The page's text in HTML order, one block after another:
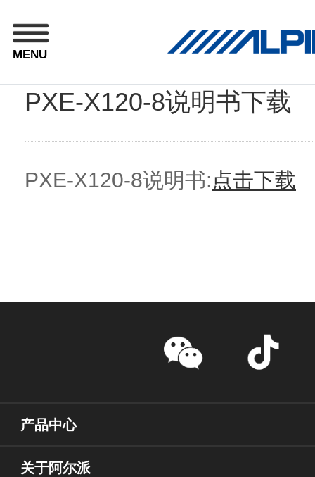
MENU
PXE-X120-8说明书下载
PXE-X120-8说明书:点击下载
产品中心
关于阿尔派